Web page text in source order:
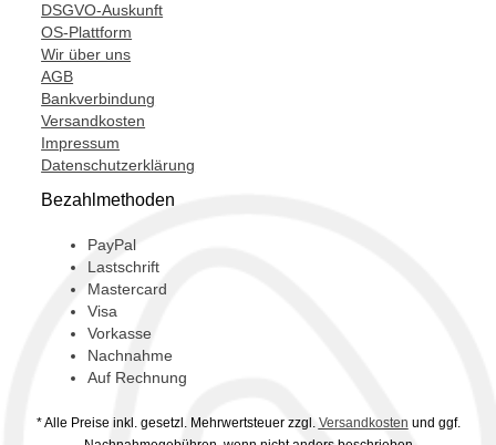
DSGVO-Auskunft
OS-Plattform
Wir über uns
AGB
Bankverbindung
Versandkosten
Impressum
Datenschutzerklärung
Bezahlmethoden
PayPal
Lastschrift
Mastercard
Visa
Vorkasse
Nachnahme
Auf Rechnung
* Alle Preise inkl. gesetzl. Mehrwertsteuer zzgl. Versandkosten und ggf.